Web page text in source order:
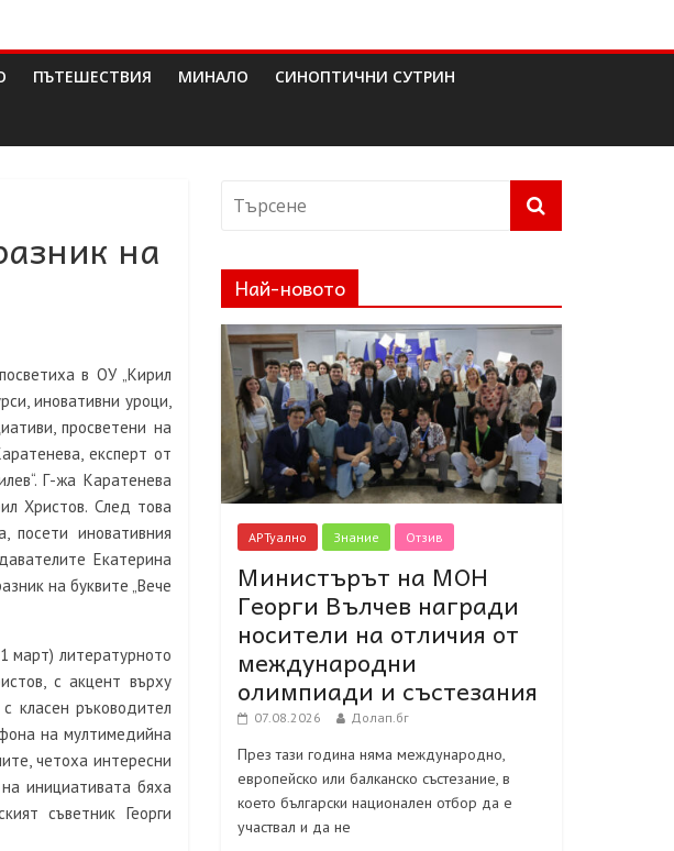
ПЪТЕШЕСТВИЯ МИНАЛО СИНОПТИЧНИ СУТРИН
на
в ОУ „Кирил
иновативни уроци,
просветени на
експерт от
Г-жа Каратенева
Христов. След това
посети иновативния
Екатерина
на буквите „Вече
март) литературното
с акцент върху
с класен ръководител
на мултимедийна
четоха интересни
инициативата бяха
съветник Георги
Най-новото
АРТуално Знание Отзив
Министърът на МОН
Георги Вълчев награди
носители на отличия от
международни
олимпиади и състезания
07.08.2026 Долап.бг
През тази година няма международно,
европейско или балканско състезание, в
което български национален отбор да е
участвал и да не